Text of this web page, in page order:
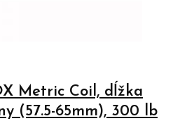
Metric Coil, dĺžka
(57.5-65mm), 300 lb